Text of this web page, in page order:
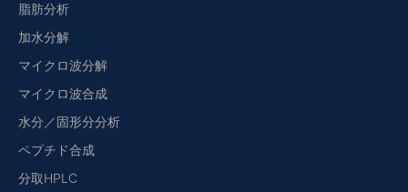
脂肪分析
加水分解
マイクロ波分解
マイクロ波合成
水分／固形分分析
ペプチド合成
分取HPLC